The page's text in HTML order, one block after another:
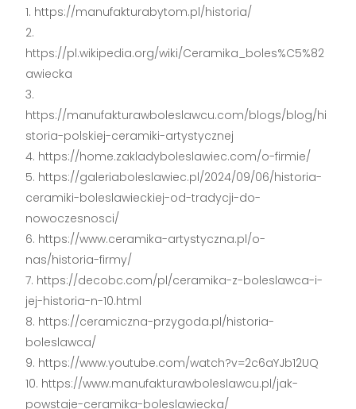
https://manufakturabytom.pl/historia/
https://pl.wikipedia.org/wiki/Ceramika_boles%C5%82
awiecka
https://manufakturawboleslawcu.com/blogs/blog/hi
storia-polskiej-ceramiki-artystycznej
https://home.zakladyboleslawiec.com/o-firmie/
https://galeriaboleslawiec.pl/2024/09/06/historia-
ceramiki-boleslawieckiej-od-tradycji-do-
nowoczesnosci/
https://www.ceramika-artystyczna.pl/o-
nas/historia-firmy/
https://decobc.com/pl/ceramika-z-boleslawca-i-
jej-historia-n-10.html
https://ceramiczna-przygoda.pl/historia-
boleslawca/
https://www.youtube.com/watch?v=2c6aYJb12UQ
https://www.manufakturawboleslawcu.pl/jak-
powstaje-ceramika-boleslawiecka/